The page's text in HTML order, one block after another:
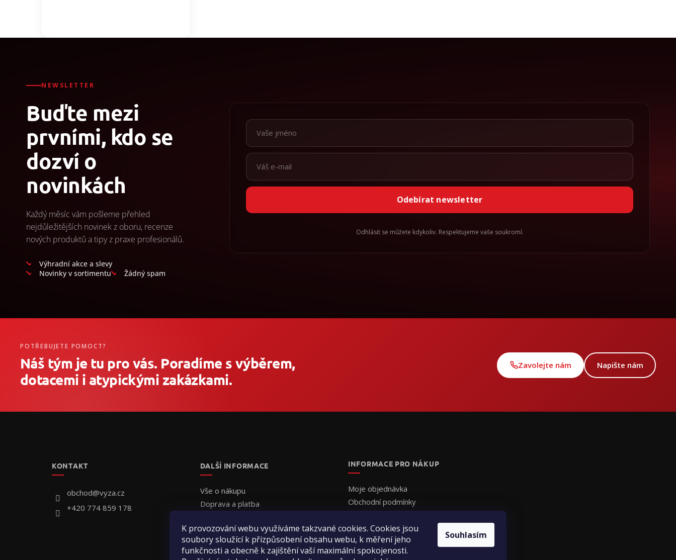
K provozování webu využíváme takzvané cookies. Cookies jsou
soubory sloužící k přizpůsobení obsahu webu, k měření jeho
funkčnosti a obecně k zajištění vaší maximální spokojenosti.
Souhlasím
NEWSLETTER
Buďte mezi
prvními, kdo se
dozví o
novinkách
Každý měsíc vám pošleme přehled
nejdůležitějších novinek z oboru, recenze
nových produktů a tipy z praxe profesionálů.
Výhradní akce a slevy
Novinky v sortimentu
Žádný spam
Odebírat newsletter
Odhlásit se můžete kdykoliv. Respektujeme vaše soukromí.
POTŘEBUJETE POMOCT?
Náš tým je tu pro vás. Poradíme s výběrem,
dotacemi i atypickými zakázkami.
Zavolejte nám Napište nám
KONTAKT
obchod@vyza.cz
+420 774 859 178
DALŠÍ INFORMACE
Vše o nákupu
Doprava a platba
Jak objednat
Hodnocení obchodu
Kontakty
INFORMACE PRO NÁKUP
Moje objednávka
Obchodní podmínky
Formulář - Uplatnění reklamace
Formulář - Odstoupení od smlouvy